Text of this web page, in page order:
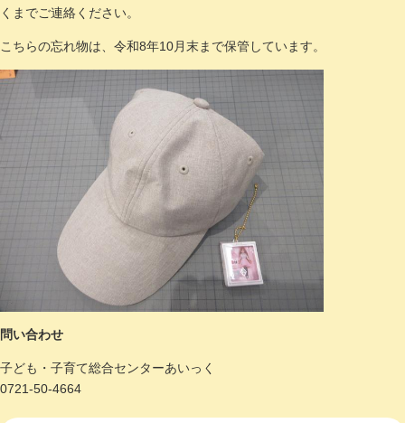
くまでご連絡ください。
こちらの忘れ物は、令和8年10月末まで保管しています。
問い合わせ
子ども・子育て総合センターあいっく
0721-50-4664